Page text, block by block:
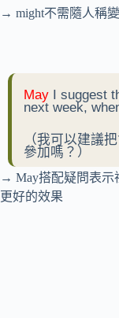
→ might不需隨人稱
May I suggest
next week,
（我可以建議
參加嗎？）
→ May搭配疑問表示
更好的效果